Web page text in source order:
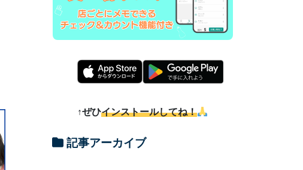
↑ぜひインストールしてね！
記事アーカイブ